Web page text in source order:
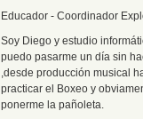
Educador - Coordinador
Soy Diego y estudio
puedo pasarme un día sin
,desde producción musical
practicar el Boxeo y
ponerme la pañoleta.